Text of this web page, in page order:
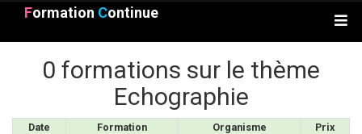
Formation Continue
0 formations sur le thème
Echographie
Date Formation Organisme
Prix